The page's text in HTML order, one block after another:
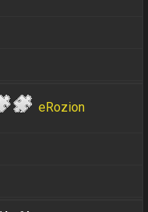
eRozion